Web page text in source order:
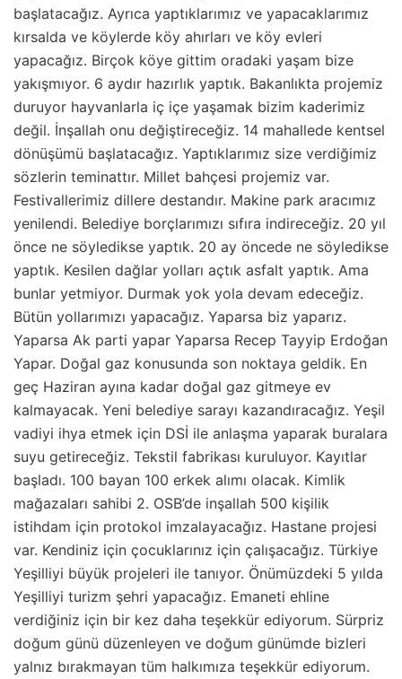
başlatacağız. Ayrıca yaptıklarımız ve yapacaklarımız
kırsalda ve köylerde köy ahırları ve köy evleri
yapacağız. Birçok köye gittim oradaki yaşam bize
yakışmıyor. 6 aydır hazırlık yaptık. Bakanlıkta projemiz
duruyor hayvanlarla iç içe yaşamak bizim kaderimiz
değil. İnşallah onu değiştireceğiz. 14 mahallede kentsel
dönüşümü başlatacağız. Yaptıklarımız size verdiğimiz
sözlerin teminattır. Millet bahçesi projemiz var.
Festivallerimiz dillere destandır. Makine park aracımız
yenilendi. Belediye borçlarımızı sıfıra indireceğiz. 20 yıl
önce ne söyledikse yaptık. 20 ay öncede ne söyledikse
yaptık. Kesilen dağlar yolları açtık asfalt yaptık. Ama
bunlar yetmiyor. Durmak yok yola devam edeceğiz.
Bütün yollarımızı yapacağız. Yaparsa biz yaparız.
Yaparsa Ak parti yapar Yaparsa Recep Tayyip Erdoğan
Yapar. Doğal gaz konusunda son noktaya geldik. En
geç Haziran ayına kadar doğal gaz gitmeye ev
kalmayacak. Yeni belediye sarayı kazandıracağız. Yeşil
vadiyi ihya etmek için DSİ ile anlaşma yaparak buralara
suyu getireceğiz. Tekstil fabrikası kuruluyor. Kayıtlar
başladı. 100 bayan 100 erkek alımı olacak. Kimlik
mağazaları sahibi 2. OSB’de inşallah 500 kişilik
istihdam için protokol imzalayacağız. Hastane projesi
var. Kendiniz için çocuklarınız için çalışacağız. Türkiye
Yeşilliyi büyük projeleri ile tanıyor. Önümüzdeki 5 yılda
Yeşilliyi turizm şehri yapacağız. Emaneti ehline
verdiğiniz için bir kez daha teşekkür ediyorum. Sürpriz
doğum günü düzenleyen ve doğum günümde bizleri
yalnız bırakmayan tüm halkımıza teşekkür ediyorum.